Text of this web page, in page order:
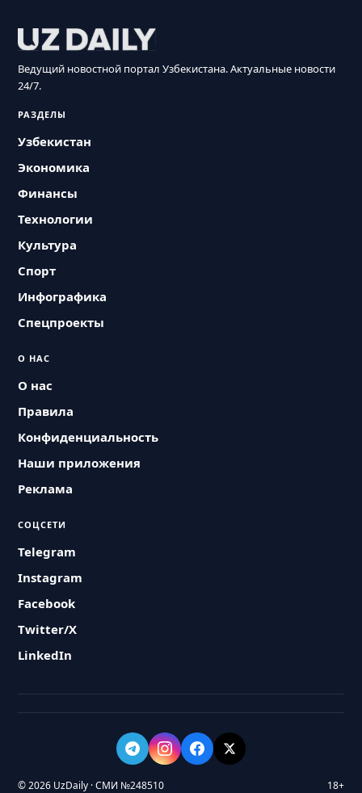
Ведущий новостной портал Узбекистана. Актуальные новости
24/7.
РАЗДЕЛЫ
Узбекистан
Экономика
Финансы
Технологии
Культура
Спорт
Инфографика
Спецпроекты
О НАС
О нас
Правила
Конфиденциальность
Наши приложения
Реклама
СОЦСЕТИ
Telegram
Instagram
Facebook
Twitter/X
LinkedIn
© 2026 UzDaily · СМИ №248510 18+